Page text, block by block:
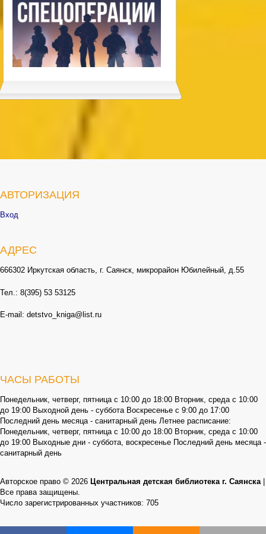
АВТОРИЗАЦИЯ
Вход
АДРЕС
666302 Иркутская область, г. Саянск, микрорайон Юбилейный, д.55
Тел.: 8(395) 53 53125
E-mail: detstvo_kniga@list.ru
ЧАСЫ РАБОТЫ
Понедельник, четверг, пятница с 10:00 до 18:00 Вторник, среда с 10:00
до 19:00 Выходной день - суббота Воскресенье с 9:00 до 17:00
Последний день месяца - санитарный день Летнее расписание:
Понедельник, четверг, пятница с 10:00 до 18:00 Вторник, среда с 10:00
до 19:00 Выходные дни - суббота, воскресенье Последний день месяца -
санитарный день
Авторское право © 2026 Центральная детская библиотека г. Саянска
Все права защищены.
Число зарегистрированных участников: 705